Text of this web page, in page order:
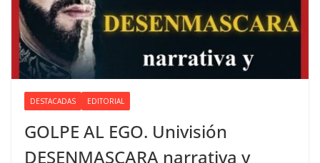
DESTACADAS EDITORIAL
GOLPE AL EGO. Univisión
DESENMASCARA narrativa y